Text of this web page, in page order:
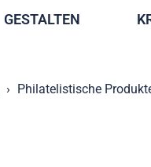
GESTALTEN
Philatelistische